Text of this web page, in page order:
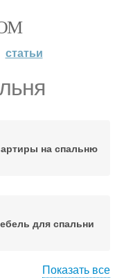
статьи
на спальню
для спальни
Показать все